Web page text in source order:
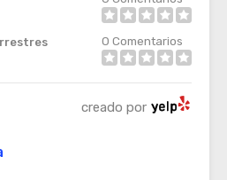
0 Comentarios
creado por